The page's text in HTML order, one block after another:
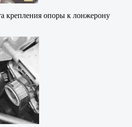
крепления опоры к лонжерону